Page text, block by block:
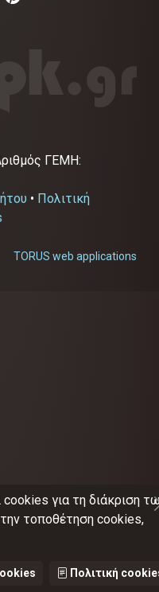
ΓΕΜΗ:
• Πολιτική
TORUS web applications
για τη διάκριση
τοποθέτηση cookies,
Πολιτική